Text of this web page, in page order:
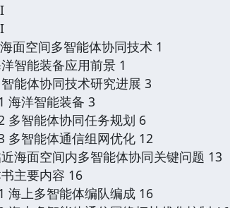
面空间多智能体协同技术 1
智能装备应用前景 1
能体协同技术研究进展 3
海洋智能装备 3
多智能体协同任务规划 6
多智能体通信组网优化 12
海面空间内多智能体协同关键问题 13
主要内容 16
海上多智能体编队编成 16